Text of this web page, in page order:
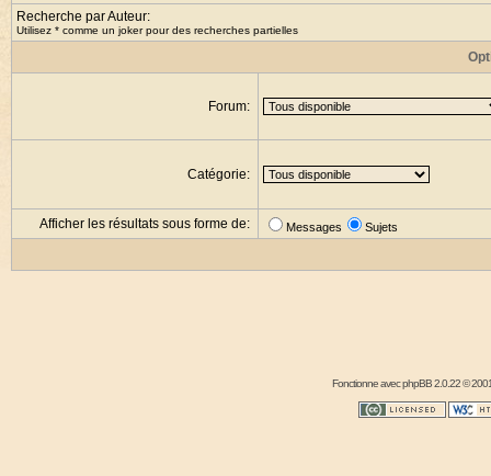
Recherche par Auteur:
Utilisez * comme un joker pour des recherches partielles
Forum:
Catégorie:
Afficher les résultats sous forme de: Messages Sujets
Fonctionne avecphpBB2.0.22 ©